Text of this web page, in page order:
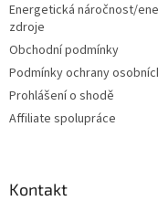
Energetická náročnost/
zdroje
Obchodní podmínky
Podmínky ochrany
Prohlášení o shodě
Affiliate spolupráce
Kontakt